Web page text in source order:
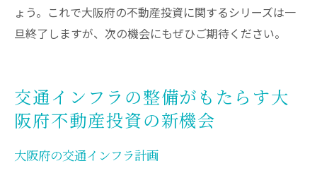
ょう。これで大阪府の不動産投資に関するシリーズは一
旦終了しますが、次の機会にもぜひご期待ください。
交通インフラの整備がもたらす大
阪府不動産投資の新機会
大阪府の交通インフラ計画